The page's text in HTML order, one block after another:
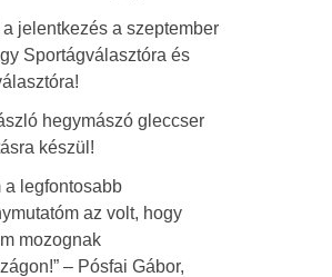
jelentkezés a szeptember
Sportágválasztóra és
hegymászó gleccser
készül!
a legfontosabb
az volt, hogy
mozognak
– Pósfai Gábor,